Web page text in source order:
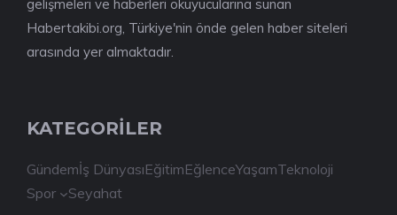
gelişmeleri ve haberleri okuyucularına sunan
Habertakibi.org, Türkiye'nin önde gelen haber siteleri
arasında yer almaktadır.
KATEGORİLER
Gündemİş DünyasıEğitimEğlenceYaşamTeknoloji
Spor
Seyahat